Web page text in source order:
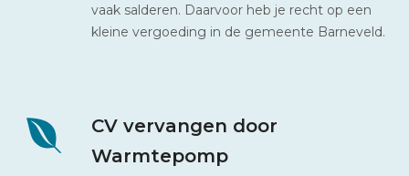
vaak salderen. Daarvoor heb je recht op een
kleine vergoeding in de gemeente Barneveld.
CV vervangen door
Warmtepomp